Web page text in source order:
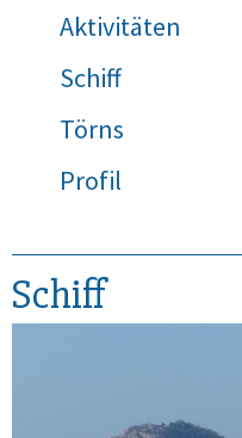
Aktivitäten
Schiff
Törns
Profil
Schiff